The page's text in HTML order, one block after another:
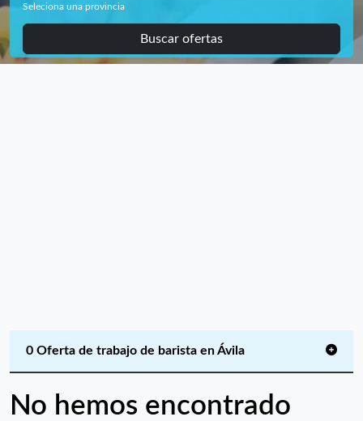
Seleciona una provincia
Buscar ofertas
0 Oferta de trabajo de barista en Ávila
No hemos encontrado